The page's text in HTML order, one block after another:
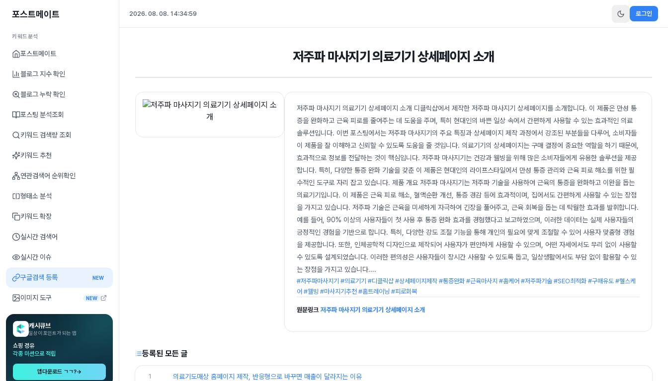
포스트메이트
키워드분석
포스트메이트
블로그 지수 확인
블로그 누락 확인
포스팅 분석조회
키워드 검색량 조회
키워드 추천
연관검색어 순위확인
형태소 분석
키워드 확장
실시간 검색어
실시간 이슈
구글검색 등록 NEW
이미지 도구 NEW
캐시큐브
일상이 포인트가 되는 앱
쇼핑 경유
각종 미션으로 적립
앱다운로드 ㄱㄱ?→
2026. 08. 08. 14:35:00 로그인
저주파 마사지기 의료기기 상세페이지 소개
저주파 마사지기 의료기기 상세페이지 소개 디클릭샵에서 제작한 저주파 마사지기 상세페이지를 소개합니다. 이 제품은 만성 통
증을 완화하고 근육 피로를 줄여주는 데 도움을 주며, 특히 현대인의 바쁜 일상 속에서 간편하게 사용할 수 있는 효과적인 의료
솔루션입니다. 이번 포스팅에서는 저주파 마사지기의 주요 특징과 상세페이지 제작 과정에서 강조된 부분들을 다루어, 소비자들
이 제품을 잘 이해하고 신뢰할 수 있도록 도움을 줄 것입니다. 의료기기의 상세페이지는 구매 결정에 중요한 역할을 하기 때문에,
효과적으로 정보를 전달하는 것이 핵심입니다. 저주파 마사지기는 건강과 웰빙을 위해 많은 소비자들에게 유용한 솔루션을 제공
합니다. 특히, 다양한 통증 완화 기술을 갖춘 이 제품은 현대인의 라이프스타일에서 만성 통증 관리와 근육 피로 해소를 위한 필
수적인 도구로 자리 잡고 있습니다. 제품 개요 저주파 마사지기는 저주파 기술을 사용하여 근육의 통증을 완화하고 이완을 돕는
의료기기입니다. 이 제품은 근육 피로 해소, 혈액순환 개선, 통증 경감 등에 효과적이며, 집에서도 간편하게 사용할 수 있는 장점
을 가지고 있습니다. 저주파 기술은 근육을 미세하게 자극하여 긴장을 풀어주고, 근육 회복을 돕는 데 탁월한 효과를 발휘합니다.
예를 들어, 90% 이상의 사용자들이 첫 사용 후 통증 완화 효과를 경험했다고 보고하였으며, 이러한 데이터는 실제 사용자들의
긍정적인 경험을 기반으로 합니다. 특히, 다양한 강도 조절 기능을 통해 개인의 필요에 맞게 조절할 수 있어 사용자 맞춤형 경험
을 제공합니다. 또한, 인체공학적 디자인으로 제작되어 사용자가 편안하게 사용할 수 있으며, 어떤 자세에서도 무리 없이 사용할
수 있도록 설계되었습니다. 이러한 편의성은 사용자들이 장시간 사용할 수 있도록 돕고, 일상생활에서도 부담 없이 활용할 수 있
는 장점을 가지고 있습니다....
#저주파마사지기 #의료기기 #디클릭샵 #상세페이지제작 #통증완화 #근육마사지 #홈케어 #저주파기술 #SEO최적화 #구매유도 #헬스케
어 #웰빙 #마사지기추천 #홈트레이닝 #피로회복
원문링크 저주파 마사지기 의료기기 상세페이지 소개
등록된 모든 글
1 의료기도매상 홈페이지 제작, 반응형으로 바꾸면 매출이 달라지는 이유